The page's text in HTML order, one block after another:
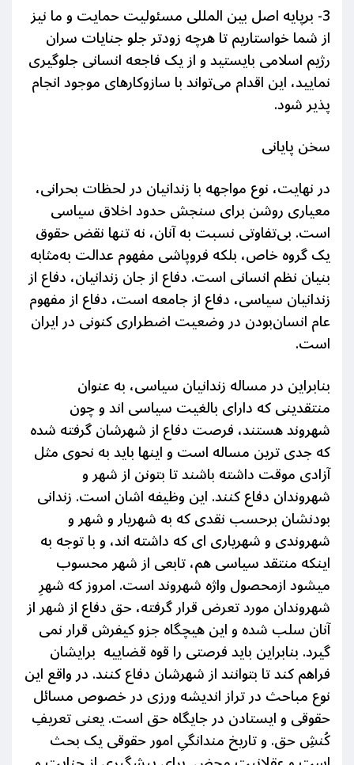
3- برپایه اصل بین المللی مسئولیت حمایت و ما نیز
از شما خواستاریم تا هرچه زودتر جلو جنایات سران
رژیم اسلامی بایستید و از یک فاجعه انسانی جلوگیری
نمایید، این اقدام می‌تواند با سازوکارهای موجود انجام
پذیر شود.
سخن پایانی
در نهایت، نوع مواجهه با زندانیان در لحظات بحرانی،
معیاری روشن برای سنجش حدود اخلاق سیاسی
است. بی‌تفاوتی نسبت به آنان، نه‌ تنها نقض حقوق
یک گروه خاص، بلکه فروپاشی مفهوم عدالت به‌مثابه
بنیان نظم انسانی است. دفاع از جان زندانیان، دفاع از
زندانیان سیاسی، دفاع از جامعه است، دفاع از مفهوم
عام انسان‌بودن در وضعیت اضطراری کنونی در ایران
است.
بنابراین در مساله زندانیان سیاسی، به عنوان
منتقدینی که دارای بالغیت سیاسی اند و چون
شهروند هستند، فرصت دفاع از شهرشان گرفته شده
که جدی ترین مساله است و اینها باید به نحوی مثل
آزادی موقت داشته باشند تا بتونن از شهر و
شهروندان دفاع کنند. این وظیفه اشان است. زندانی
بودنشان برحسب نقدی که به شهریار و شهر و
شهروندی و شهریاری ای که داشته اند، و با توجه به
اینکه منتقد سیاسی هم، تابعی از شهر محسوب
میشود ازمحصول واژه شهروند است. امروز که شهرِ
شهروندان مورد تعرض قرار گرفته، حق دفاع از شهر از
آنان سلب شده و این هیچگاه جزو کیفرش قرار نمی
گیرد. بنابراین باید فرصتی را قوه قضاییه برایشان
فراهم کند تا بتوانند از شهرشان دفاع کنند. در واقع این
نوع مباحث در تراز اندیشه ورزی در خصوص مسائل
حقوقی و ایستادن در جایگاه حق است. یعنی تعریفِ
کُنشِ حق. و تاریخ مندانگیِ امورحقوقی یک بحث